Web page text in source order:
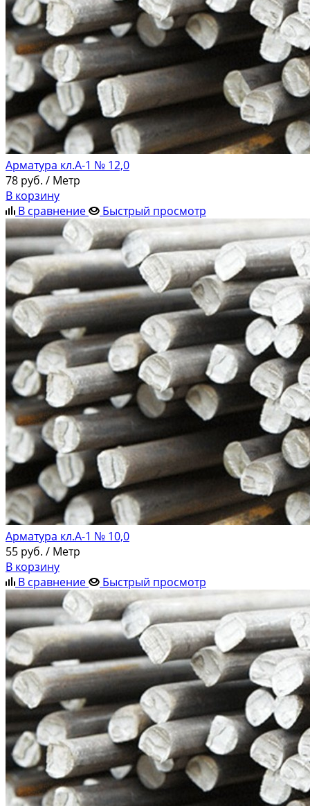
Арматура кл.А-1 № 12,0
78 руб. / Метр
В корзину
В сравнение
Быстрый просмотр
Арматура кл.А-1 № 10,0
55 руб. / Метр
В корзину
В сравнение
Быстрый просмотр